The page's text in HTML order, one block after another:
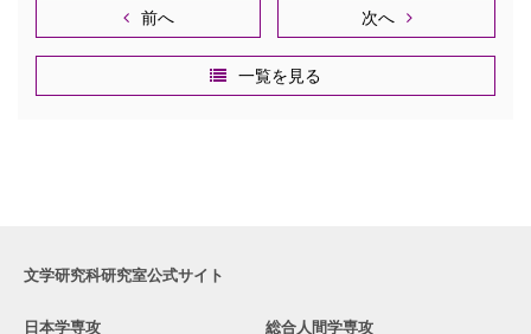
前へ
一覧を見る
次へ
文学研究科研究室公式サイト
日本学専攻 総合人間学専攻